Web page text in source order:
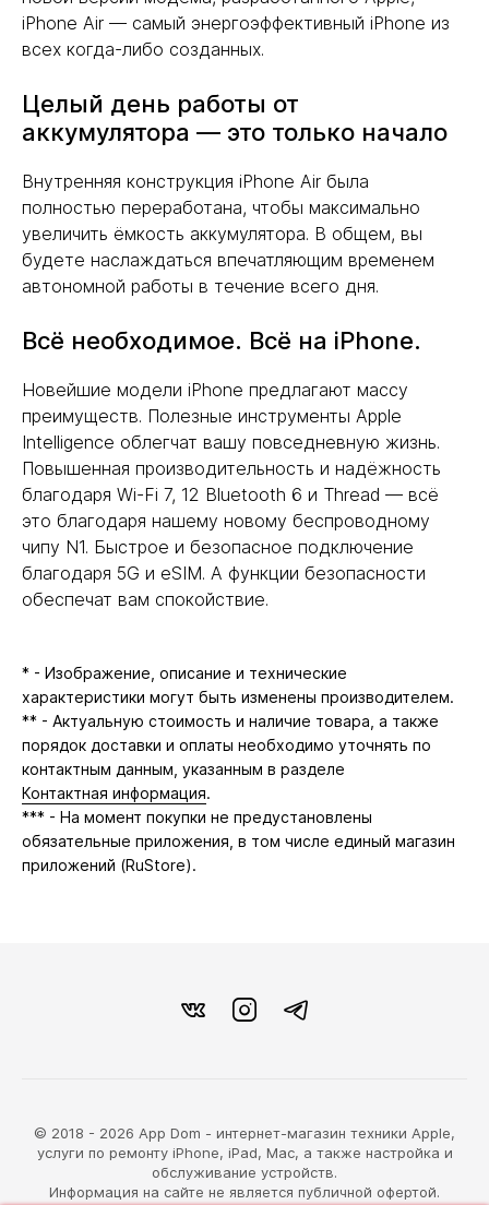
iPhone Air — самый энергоэффективный iPhone из
всех когда-либо созданных.
Целый день работы от
аккумулятора — это только начало
Внутренняя конструкция iPhone Air была
полностью переработана, чтобы максимально
увеличить ёмкость аккумулятора. В общем, вы
будете наслаждаться впечатляющим временем
автономной работы в течение всего дня.
Всё необходимое. Всё на iPhone.
Новейшие модели iPhone предлагают массу
преимуществ. Полезные инструменты Apple
Intelligence облегчат вашу повседневную жизнь.
Повышенная производительность и надёжность
благодаря Wi-Fi 7, 12 Bluetooth 6 и Thread — всё
это благодаря нашему новому беспроводному
чипу N1. Быстрое и безопасное подключение
благодаря 5G и eSIM. А функции безопасности
обеспечат вам спокойствие.
* - Изображение, описание и технические
характеристики могут быть изменены производителем.
** - Актуальную стоимость и наличие товара, а также
порядок доставки и оплаты необходимо уточнять по
контактным данным, указанным в разделе
Контактная информация.
*** - На момент покупки не предустановлены
обязательные приложения, в том числе единый магазин
приложений (RuStore).
© 2018 - 2026 App Dom - интернет-магазин техники Apple,
услуги по ремонту iPhone, iPad, Mac, а также настройка и
обслуживание устройств.
Информация на сайте не является публичной офертой.